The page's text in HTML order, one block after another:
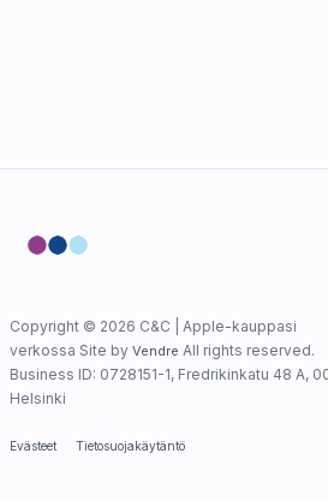
Copyright © 2026 C&C | Apple-kauppasi
verkossa Site by Vendre All rights reserved.
Business ID: 0728151-1, Fredrikinkatu 48 A,
Helsinki
Evästeet Tietosuojakäytäntö